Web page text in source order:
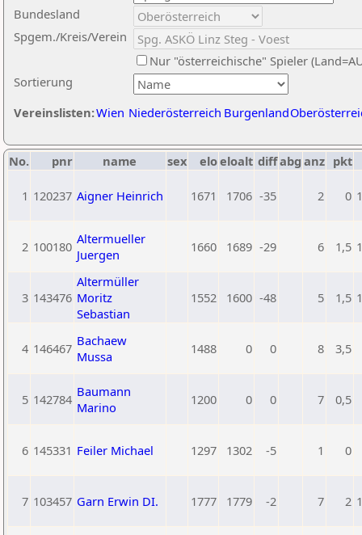
Sortierung
Bundesland
Spgem./Kreis/Verein
Nur "österreichische" Spieler
Vereinslisten:Wien Niederösterreich Burgenland
No. pnr name sex eloeloalt diffabg anz pkt
1 120237 Aigner Heinrich 1671 1706 -35 2 0
2 100180 Altermueller
Juergen
1660 1689 -29 6 1,5
3 143476
Altermüller
Moritz
Sebastian
1552 1600 -48 5 1,5
4 146467 Bachaew
Mussa
1488 0 0 8 3,5
5 142784 Baumann
Marino
1200 0 0 7 0,5
6 145331 Feiler Michael 1297 1302 -5 1 0
7 103457 Garn Erwin DI. 1777 1779 -2 7 2